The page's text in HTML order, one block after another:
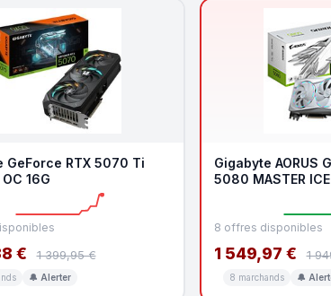
GeForce RTX 5070 Ti
16G
€ 1 399,95 €
🔔 Alerter
Gigabyte AORUS
5080 MASTER
8 offres disponibles
1 549,97 € 1
8 marchands 🔔